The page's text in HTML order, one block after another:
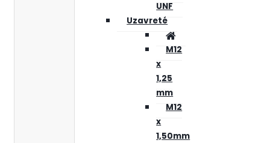
UNF
Uzavreté
M12
x
1,25
mm
M12
x
1,50mm